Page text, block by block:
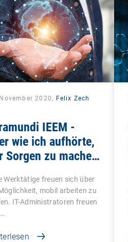
2020, Felix Zech
IEEM -
wie ich aufhörte,
Sorgen zu machen
Werktätige freuen sich über
mobil arbeiten zu
IT-Administratoren freuen